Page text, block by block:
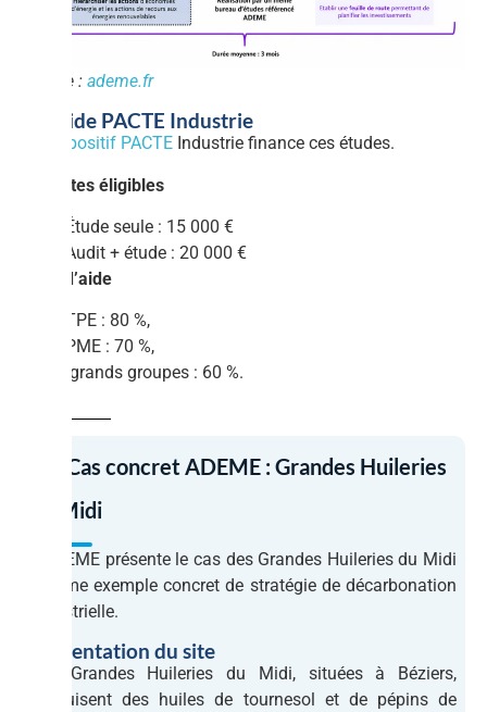
Source : ademe.fr
4.4 Aide PACTE Industrie
dispositif PACTE Industrie finance ces études.
Assiettes éligibles
Étude seule : 15 000 €
Audit + étude : 20 000 €
Taux d’aide
TPE : 80 %,
PME : 70 %,
ETI et grands groupes : 60 %.
05. Cas concret ADEME : Grandes Huileries
du Midi
L’ADEME présente le cas des Grandes Huileries du Midi
comme exemple concret de stratégie de décarbonation
industrielle.
Présentation du site
Les Grandes Huileries du Midi, situées à Béziers,
produisent des huiles de tournesol et de pépins de